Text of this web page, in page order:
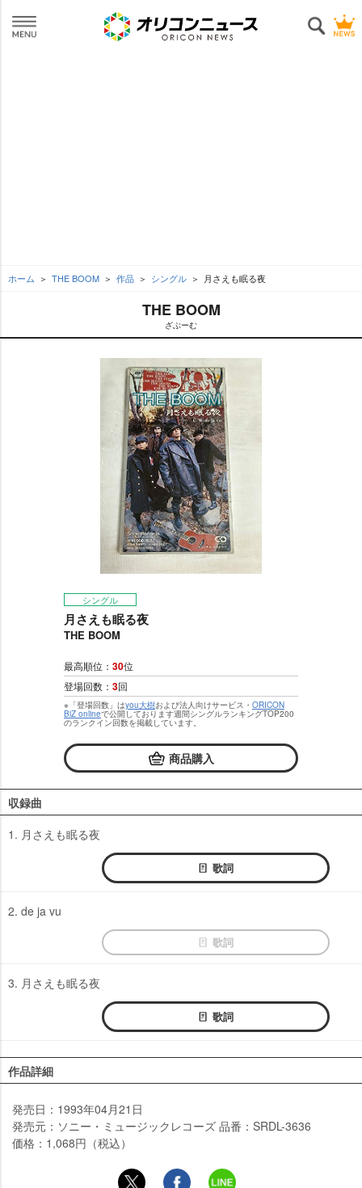
ホーム THE BOOM 作品 シングル 月さえも眠る夜
THE BOOM
ざぶーむ
シングル
月さえも眠る夜
THE BOOM
最高順位： 30位
登場回数： 3回
※「登場回数」はyou大樹および法人向けサービス・ ORICON
BiZ onlineで公開しております週間シングルランキングTOP200
のランクイン回数を掲載しています。
商品購入
収録曲
1. 月さえも眠る夜
歌詞
2. de ja vu
歌詞
3. 月さえも眠る夜
歌詞
作品詳細
発売日：1993年04月21日
発売元：ソニー・ミュージックレコーズ 品番：SRDL-3636
価格：1,068円（税込）